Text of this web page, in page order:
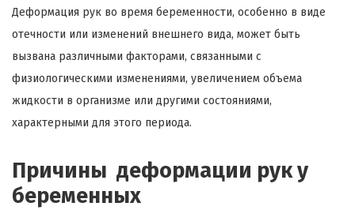
Деформация рук во время беременности, особенно в виде
отечности или изменений внешнего вида, может быть
вызвана различными факторами, связанными с
физиологическими изменениями, увеличением объема
жидкости в организме или другими состояниями,
характерными для этого периода.
Причины деформации рук у
беременных